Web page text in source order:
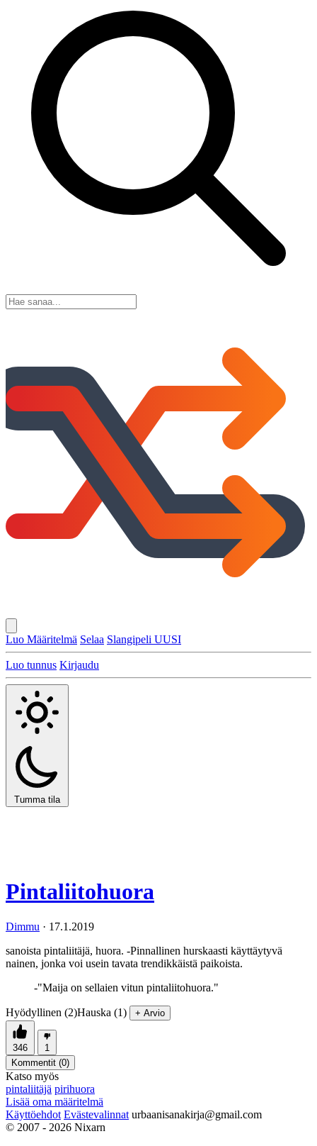
Luo Määritelmä Selaa Slangipeli UUSI
Luo tunnus Kirjaudu
Tumma tila
Pintaliitohuora
Dimmu · 17.1.2019
sanoista pintaliitäjä, huora. -Pinnallinen hurskaasti käyttäytyvä
nainen, jonka voi usein tavata trendikkäistä paikoista.
-"Maija on sellaien vitun pintaliitohuora."
Hyödyllinen (2)Hauska (1) + Arvio
346
1
Kommentit (0)
Katso myös
pintaliitäjä pirihuora
Lisää oma määritelmä
Käyttöehdot Evästevalinnat urbaanisanakirja@gmail.com
© 2007 - 2026 Nixarn